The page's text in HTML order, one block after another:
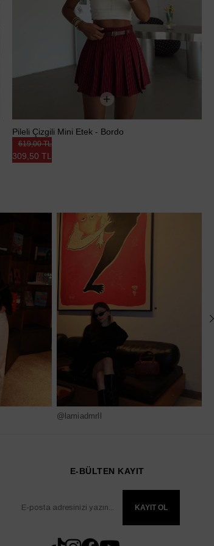
Pileli Çizgili Mini Etek - Bordo
309,50 TL
619,00 TL
@lamiadmrll
E-BÜLTEN KAYIT
KAYIT OL